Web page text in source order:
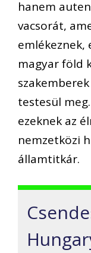
hanem
vacsorát,
emlékeznek,
magyar föld
testesül
ezeknek az
nemzetközi
államtitkár.